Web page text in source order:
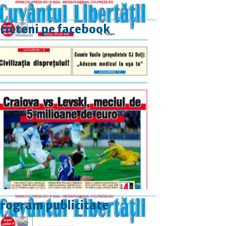
pe facebook
publicitate